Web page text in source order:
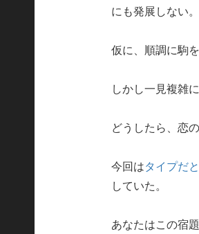
にも発展しない。
仮に、順調に駒
しかし一見複雑
どうしたら、恋
今回はタイプだ
していた。
あなたはこの宿